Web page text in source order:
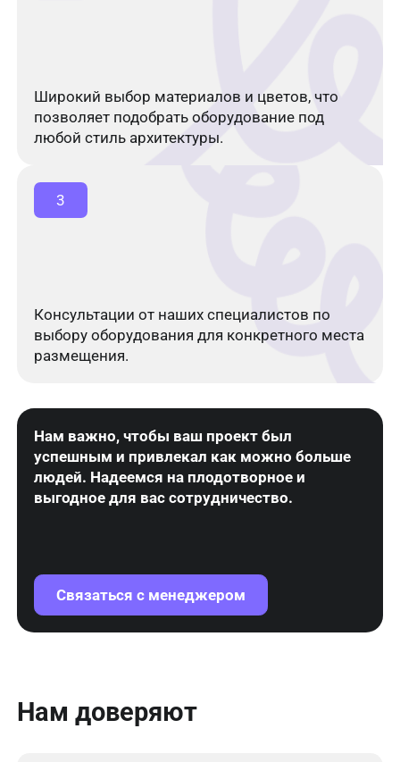
Нам важно, чтобы ваш проект был
успешным и привлекал как можно больше
людей. Надеемся на плодотворное и
выгодное для вас сотрудничество.
Связаться с менеджером
Широкий выбор материалов и цветов, что
позволяет подобрать оборудование под
любой стиль архитектуры.
3
Консультации от наших специалистов по
выбору оборудования для конкретного места
размещения.
Нам доверяют